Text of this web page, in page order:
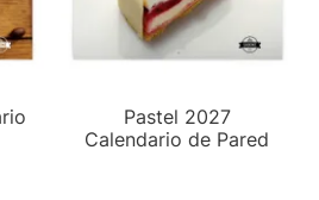
Pastel 2027
Calendario de Pared